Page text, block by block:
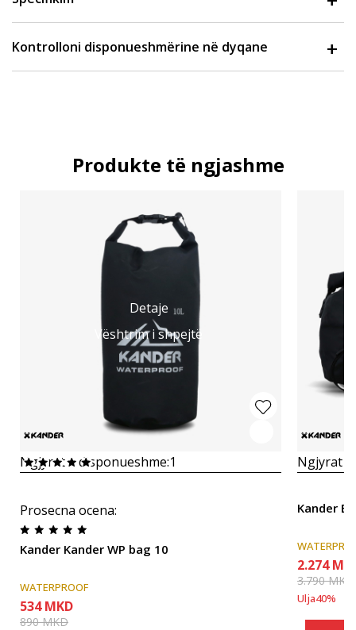
Kontrolloni disponueshmërine në dyqane
Produkte të ngjashme
Detaje
Vështrim i shpejtë
Ngjyrat e disponueshme:1
Prosecna ocena:
Kander Kander WP bag 10
WATERPROOF
534 MKD
890MKD
Ngjyrat e
Kander
2.274
3.790MKD
Ulja40%